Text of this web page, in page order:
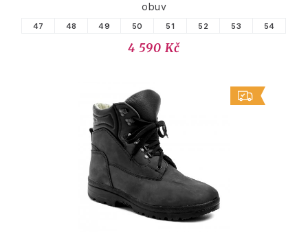
obuv
47 48 49 50 51 52 53 54
4 590 Kč